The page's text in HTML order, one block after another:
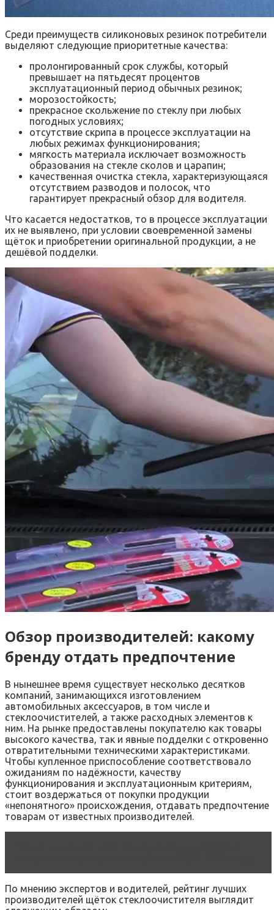
Среди преимуществ силиконовых резинок потребители
выделяют следующие приоритетные качества:
пролонгированный срок службы, который
превышает на пятьдесят процентов
эксплуатационный период обычных резинок;
морозостойкость;
прекрасное скольжение по стеклу при любых
погодных условиях;
отсутствие скрипа в процессе эксплуатации на
любых режимах функционирования;
мягкость материала исключает возможность
образования на стекле сколов и царапин;
качественная очистка стекла, характеризующаяся
отсутствием разводов и полосок, что
гарантирует прекрасный обзор для водителя.
Что касается недостатков, то в процессе эксплуатации
их не выявлено, при условии своевременной замены
щёток и приобретении оригинальной продукции, а не
дешёвой подделки.
Обзор производителей: какому
бренду отдать предпочтение
В нынешнее время существует несколько десятков
компаний, занимающихся изготовлением
автомобильных аксессуаров, в том числе и
стеклоочистителей, а также расходных элементов к
ним. На рынке предоставлены покупателю как товары
высокого качества, так и явные подделки с откровенно
отвратительными техническими характеристиками.
Чтобы купленное приспособление соответствовало
ожиданиям по надёжности, качеству
функционирования и эксплуатационным критериям,
стоит воздержаться от покупки продукции
«непонятного» происхождения, отдавать предпочтение
товарам от известных производителей.
По мнению экспертов и водителей, рейтинг лучших
производителей щёток стеклоочистителя выглядит